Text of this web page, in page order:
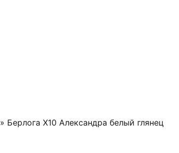
» Берлога Х10 Александра белый глянец